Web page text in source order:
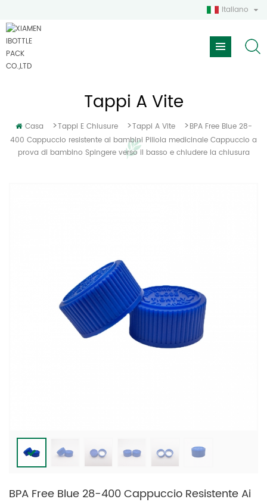
Italiano
Tappi A Vite
Casa >Tappi E Chiusure >Tappi A Vite >BPA Free Blue 28-
400 Cappuccio resistente ai bambini Pillola medicinale Cappuccio a
prova di bambino Spingere verso il basso e chiudere la chiusura
BPA Free Blue 28-400 Cappuccio Resistente Ai